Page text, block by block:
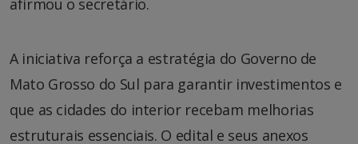
afirmou o secretário.
A iniciativa reforça a estratégia do Governo de
Mato Grosso do Sul para garantir investimentos e
que as cidades do interior recebam melhorias
estruturais essenciais. O edital e seus anexos